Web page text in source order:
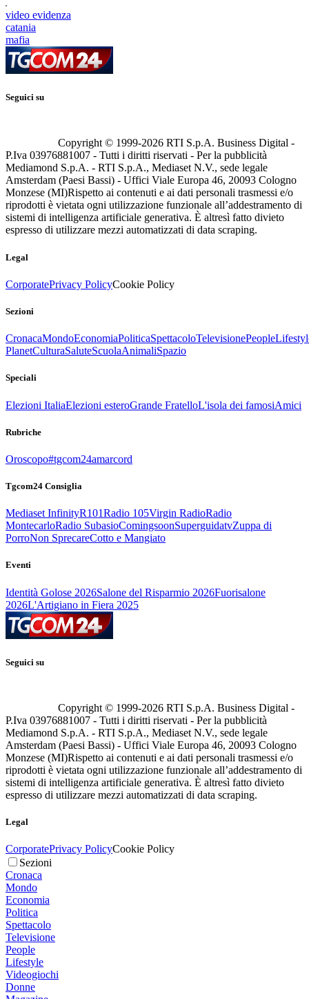
video evidenza
catania
mafia
Seguici su
Copyright © 1999-2026 RTI S.p.A. Business Digital -
P.Iva 03976881007 - Tutti i diritti riservati - Per la pubblicità
Mediamond S.p.A. - RTI S.p.A., Mediaset N.V., sede legale
Amsterdam (Paesi Bassi) - Uffici Viale Europa 46, 20093 Cologno
Monzese (MI)Rispetto ai contenuti e ai dati personali trasmessi e/o
riprodotti è vietata ogni utilizzazione funzionale all’addestramento di
sistemi di intelligenza artificiale generativa. È altresì fatto divieto
espresso di utilizzare mezzi automatizzati di data scraping.
Legal
CorporatePrivacy PolicyCookie Policy
Sezioni
CronacaMondoEconomiaPoliticaSpettacoloTelevisionePeople
PlanetCulturaSaluteScuolaAnimaliSpazio
Speciali
Elezioni ItaliaElezioni esteroGrande FratelloL'isola dei famosiAmici
Rubriche
Oroscopo#tgcom24amarcord
Tgcom24 Consiglia
Mediaset InfinityR101Radio 105Virgin RadioRadio
MontecarloRadio SubasioComingsoonSuperguidatvZuppa di
PorroNon SprecareCotto e Mangiato
Eventi
Identità Golose 2026Salone del Risparmio 2026Fuorisalone
2026L'Artigiano in Fiera 2025
Seguici su
Copyright © 1999-2026 RTI S.p.A. Business Digital -
P.Iva 03976881007 - Tutti i diritti riservati - Per la pubblicità
Mediamond S.p.A. - RTI S.p.A., Mediaset N.V., sede legale
Amsterdam (Paesi Bassi) - Uffici Viale Europa 46, 20093 Cologno
Monzese (MI)Rispetto ai contenuti e ai dati personali trasmessi e/o
riprodotti è vietata ogni utilizzazione funzionale all’addestramento di
sistemi di intelligenza artificiale generativa. È altresì fatto divieto
espresso di utilizzare mezzi automatizzati di data scraping.
Legal
CorporatePrivacy PolicyCookie Policy
Sezioni
Cronaca
Mondo
Economia
Politica
Spettacolo
Televisione
People
Lifestyle
Videogiochi
Donne